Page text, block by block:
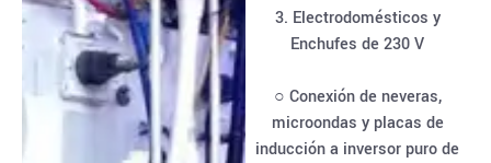
3. Electrodomésticos y
Enchufes de 230 V
○ Conexión de neveras,
microondas y placas de
inducción a inversor puro de